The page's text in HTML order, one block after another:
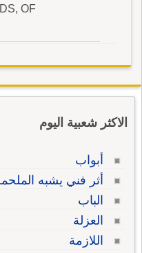
OF
الاكثر شعبية اليوم
أبواب
أثر فني يشبه
الباب
العزلة
اللازمة